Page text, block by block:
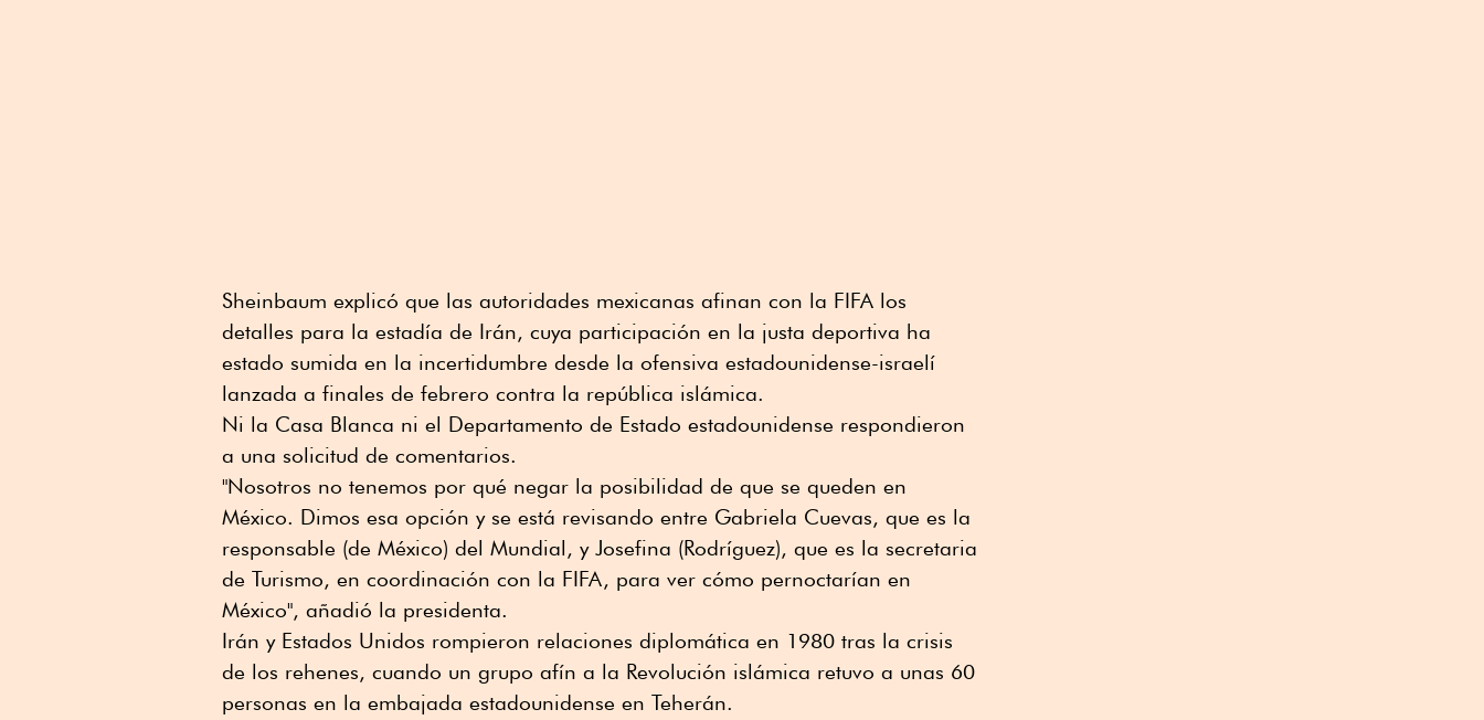
Sheinbaum explicó que las autoridades mexicanas afinan con la FIFA los
detalles para la estadía de Irán, cuya participación en la justa deportiva ha
estado sumida en la incertidumbre desde la ofensiva estadounidense-israelí
lanzada a finales de febrero contra la república islámica.
Ni la Casa Blanca ni el Departamento de Estado estadounidense respondieron
a una solicitud de comentarios.
"Nosotros no tenemos por qué negar la posibilidad de que se queden en
México. Dimos esa opción y se está revisando entre Gabriela Cuevas, que es la
responsable (de México) del Mundial, y ⁠Josefina (Rodríguez), que es la secretaria
de Turismo, en coordinación con la FIFA, para ver cómo pernoctarían en
México", añadió la presidenta.
Irán y Estados Unidos rompieron relaciones diplomática en 1980 tras la crisis
de los rehenes, cuando un grupo afín a la Revolución islámica retuvo a unas 60
personas en la embajada estadounidense en Teherán.